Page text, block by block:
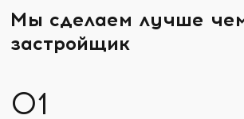
Мы сделаем лучше
застройщик